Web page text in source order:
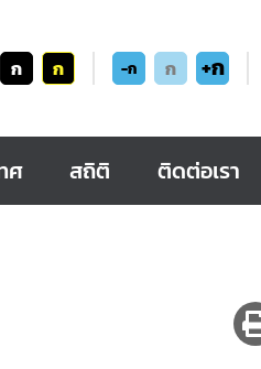
ก ก -ก ก +ก
ศ สถิติ ติดต่อเรา